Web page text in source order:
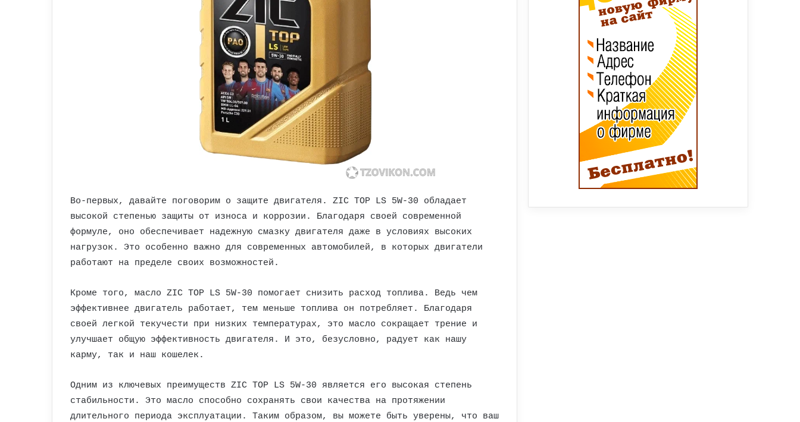
Во-первых, давайте поговорим о защите двигателя. ZIC TOP LS 5W-30 обладает
высокой степенью защиты от износа и коррозии. Благодаря своей современной
формуле, оно обеспечивает надежную смазку двигателя даже в условиях высоких
нагрузок. Это особенно важно для современных автомобилей, в которых двигатели
работают на пределе своих возможностей.
Кроме того, масло ZIC TOP LS 5W-30 помогает снизить расход топлива. Ведь чем
эффективнее двигатель работает, тем меньше топлива он потребляет. Благодаря
своей легкой текучести при низких температурах, это масло сокращает трение и
улучшает общую эффективность двигателя. И это, безусловно, радует как нашу
карму, так и наш кошелек.
Одним из ключевых преимуществ ZIC TOP LS 5W-30 является его высокая степень
стабильности. Это масло способно сохранять свои качества на протяжении
длительного периода эксплуатации. Таким образом, вы можете быть уверены, что ваш